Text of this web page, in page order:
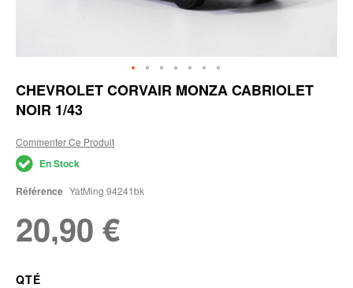
Skip
to
the
of
the
images
CHEVROLET CORVAIR MONZA CABRIOLET
NOIR 1/43
Commenter Ce Produit
En Stock
Référence YatMing 94241bk
20,90 €
QTÉ